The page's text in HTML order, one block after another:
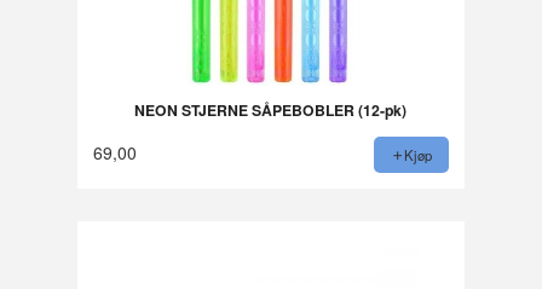
NEON STJERNE SÅPEBOBLER (12-pk)
69,00 Kjøp